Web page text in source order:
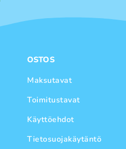
OSTOS
Maksutavat
Toimitustavat
Käyttöehdot
Tietosuojakäytäntö